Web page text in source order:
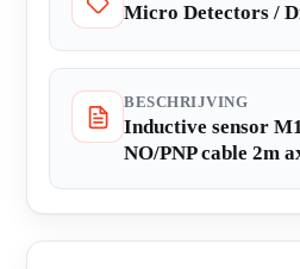
Micro Detectors /
BESCHRIJVING
Inductive sensor
NO/PNP cable 2m